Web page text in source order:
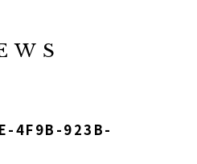
4F9B-923B-